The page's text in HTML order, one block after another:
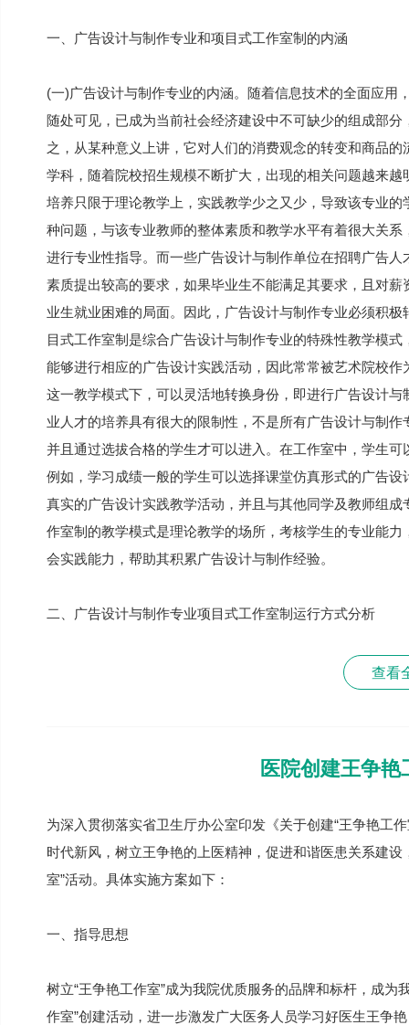
一、广告设计与制作专业和项目式工作室制的内涵
(一)广告设计与制作专业的内涵。随着信息技术的全面应
随处可见，已成为当前社会经济建设中不可缺少的组成部
之，从某种意义上讲，它对人们的消费观念的转变和商品
学科，随着院校招生规模不断扩大，出现的相关问题越来
培养只限于理论教学上，实践教学少之又少，导致该专业
种问题，与该专业教师的整体素质和教学水平有着很大关
进行专业性指导。而一些广告设计与制作单位在招聘广告
素质提出较高的要求，如果毕业生不能满足其要求，且对
业生就业困难的局面。因此，广告设计与制作专业必须积
目式工作室制是综合广告设计与制作专业的特殊性教学模
能够进行相应的广告设计实践活动，因此常常被艺术院校
这一教学模式下，可以灵活地转换身份，即进行广告设计
业人才的培养具有很大的限制性，不是所有广告设计与制
并且通过选拔合格的学生才可以进入。在工作室中，学生
例如，学习成绩一般的学生可以选择课堂仿真形式的广告
真实的广告设计实践教学活动，并且与其他同学及教师组
作室制的教学模式是理论教学的场所，考核学生的专业能
会实践能力，帮助其积累广告设计与制作经验。
二、广告设计与制作专业项目式工作室制运行方式分析
查看
医院创建王争
为深入贯彻落实省卫生厅办公室印发《关于创建“王争艳工
时代新风，树立王争艳的上医精神，促进和谐医患关系建
室”活动。具体实施方案如下：
一、指导思想
树立“王争艳工作室”成为我院优质服务的品牌和标杆，成
作室”创建活动，进一步激发广大医务人员学习好医生王争